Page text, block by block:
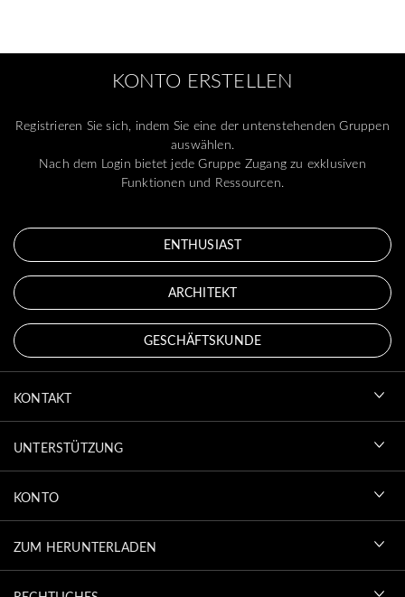
KONTO ERSTELLEN
Registrieren Sie sich, indem Sie eine der untenstehenden Gruppen
auswählen.
Nach dem Login bietet jede Gruppe Zugang zu exklusiven
Funktionen und Ressourcen.
ENTHUSIAST
ARCHITEKT
GESCHÄFTSKUNDE
KONTAKT
UNTERSTÜTZUNG
KONTO
ZUM HERUNTERLADEN